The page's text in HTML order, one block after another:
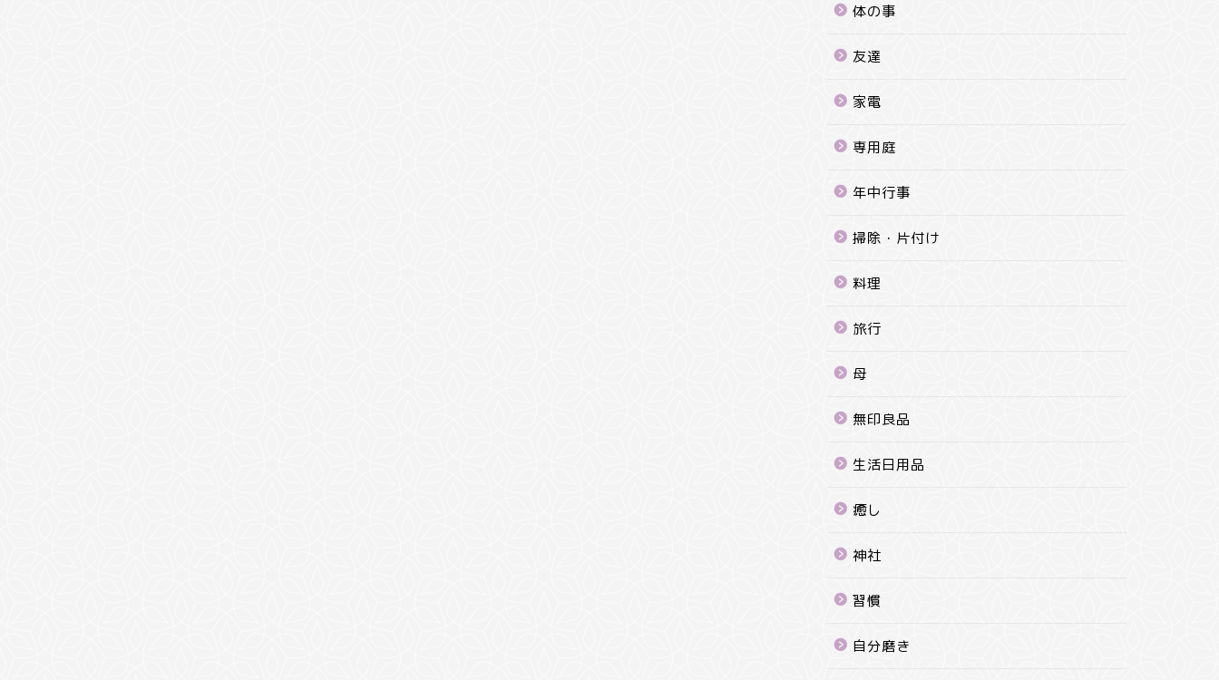
体の事
友達
家電
専用庭
年中行事
掃除・片付け
料理
旅行
母
無印良品
生活日用品
癒し
神社
習慣
自分磨き